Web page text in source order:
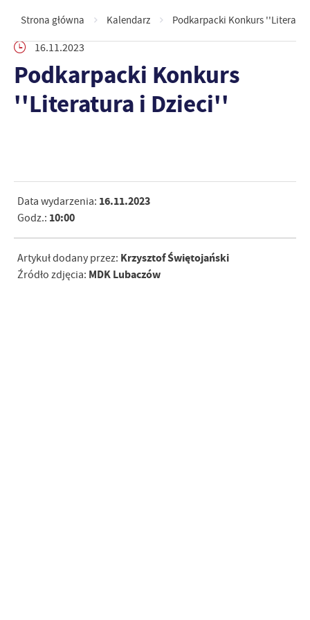
Strona główna Kalendarz
Podkarpacki Konkurs
16.11.2023
Podkarpacki Konkurs
''Literatura i Dzieci''
Data wydarzenia: 16.11.2023
Godz.: 10:00
Artykuł dodany przez: Krzysztof Świętojański
Źródło zdjęcia: MDK Lubaczów